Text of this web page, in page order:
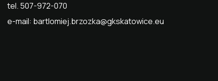
tel. 507-972-070
e-mail: bartlomiej.brzozka@gkskatowice.eu